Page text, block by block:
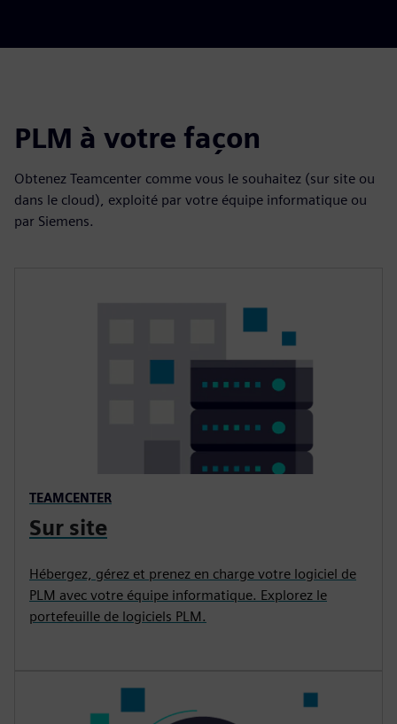
PLM à votre façon
Obtenez Teamcenter comme vous le souhaitez (sur site ou
dans le cloud), exploité par votre équipe informatique ou
par Siemens.
TEAMCENTER
Sur site
Hébergez, gérez et prenez en charge votre logiciel de
PLM avec votre équipe informatique. Explorez le
portefeuille de logiciels PLM.